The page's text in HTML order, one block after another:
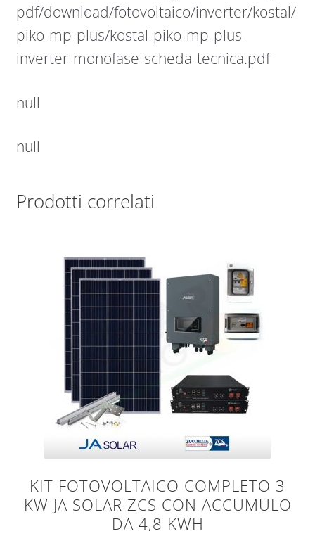
pdf/download/fotovoltaico/inverter/kostal/
piko-mp-plus/kostal-piko-mp-plus-
inverter-monofase-scheda-tecnica.pdf
null
null
Prodotti correlati
KIT FOTOVOLTAICO COMPLETO 3
KW JA SOLAR ZCS CON ACCUMULO
DA 4,8 KWH